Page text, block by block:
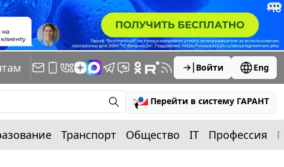
Войти Eng
Перейти в систему ГАРАНТ
Транспорт Общество IT Профессия